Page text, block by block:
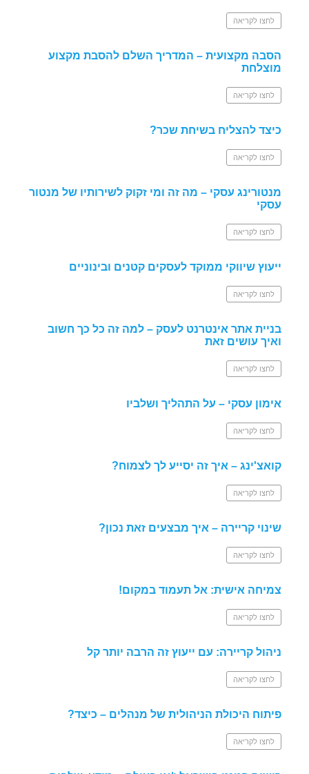
לחצו לקריאה
הסבה מקצועית – המדריך השלם להסבת מקצוע
מוצלחת
לחצו לקריאה
כיצד להצליח בשיחת שכר?
לחצו לקריאה
מנטורינג עסקי – מה זה ומי זקוק לשירותיו של מנטור
עסקי
לחצו לקריאה
ייעוץ שיווקי ממוקד לעסקים קטנים ובינוניים
לחצו לקריאה
בניית אתר אינטרנט לעסק – למה זה כל כך חשוב
ואיך עושים זאת
לחצו לקריאה
אימון עסקי – על התהליך ושלביו
לחצו לקריאה
קואצ'ינג – איך זה יסייע לך לצמוח?
לחצו לקריאה
שינוי קריירה – איך מבצעים זאת נכון?
לחצו לקריאה
צמיחה אישית: אל תעמוד במקום!
לחצו לקריאה
ניהול קריירה: עם ייעוץ זה הרבה יותר קל
לחצו לקריאה
פיתוח היכולת הניהולית של מנהלים – כיצד?
לחצו לקריאה